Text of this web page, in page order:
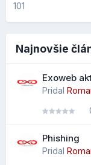
101
Najnovšie
Exoweb
Pridal
Phishing
Pridal